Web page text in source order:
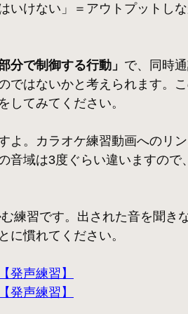
いけない」＝アウトプットし
分で制御する行動」 で、同時
ではないかと考えられます。
してみてください。
よ。カラオケ練習動画へのリ
音域は3度ぐらい違いますので
練習です。出された音を聞き
に慣れてください。
発声練習】
発声練習】